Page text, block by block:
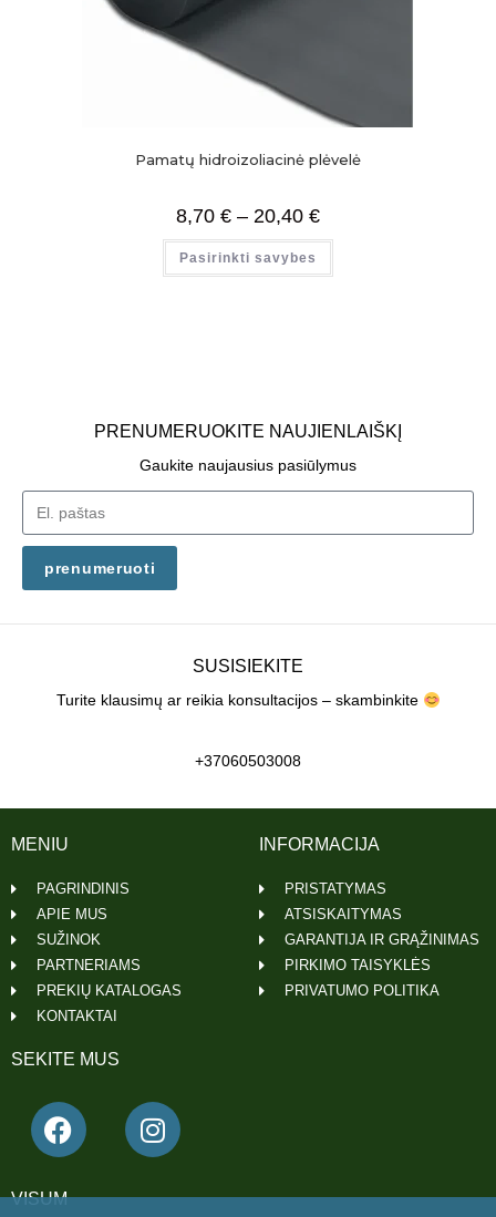
Pamatų hidroizoliacinė plėvelė
8,70 € – 20,40 €
Pasirinkti savybes
PRENUMERUOKITE NAUJIENLAIŠKĮ
Gaukite naujausius pasiūlymus
prenumeruoti
SUSISIEKITE
Turite klausimų ar reikia konsultacijos – skambinkite
+37060503008
VISUM
SEKITE MUS
INFORMACIJA
PRISTATYMAS
ATSISKAITYMAS
GARANTIJA IR GRĄŽINIMAS
PIRKIMO TAISYKLĖS
PRIVATUMO POLITIKA
MENIU
PAGRINDINIS
APIE MUS
SUŽINOK
PARTNERIAMS
PREKIŲ KATALOGAS
KONTAKTAI